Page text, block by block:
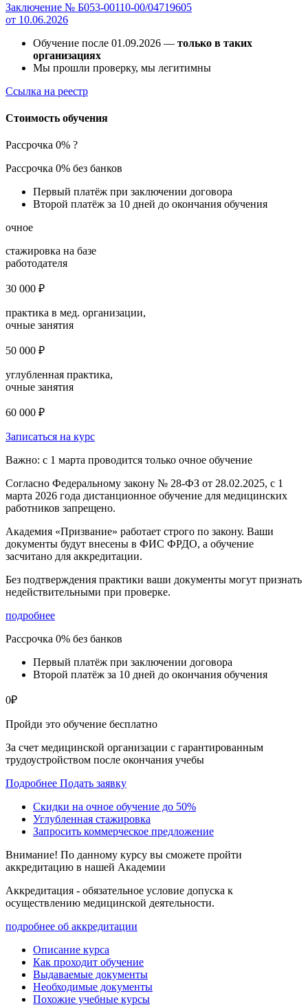
Заключение № Б053-00110-00/04719605
от 10.06.2026
Обучение после 01.09.2026 — только в таких
организациях
Мы прошли проверку, мы легитимны
Ссылка на реестр
Стоимость обучения
Рассрочка 0% ?
Рассрочка 0% без банков
Первый платёж при заключении договора
Второй платёж за 10 дней до окончания обучения
очное
стажировка на базе
работодателя
30 000 ₽
практика в мед. организации,
очные занятия
50 000 ₽
углубленная практика,
очные занятия
60 000 ₽
Записаться на курс
Важно: с 1 марта проводится только очное обучение
Согласно Федеральному закону № 28-ФЗ от 28.02.2025, с 1
марта 2026 года дистанционное обучение для медицинских
работников запрещено.
Академия «Призвание» работает строго по закону. Ваши
документы будут внесены в ФИС ФРДО, а обучение
засчитано для аккредитации.
Без подтверждения практики ваши документы могут признать
недействительными при проверке.
подробнее
Рассрочка 0% без банков
Первый платёж при заключении договора
Второй платёж за 10 дней до окончания обучения
0₽
Пройди это обучение бесплатно
За счет медицинской организации с гарантированным
трудоустройством после окончания учебы
Подробнее Подать заявку
Скидки на очное обучение до 50%
Углубленная стажировка
Запросить коммерческое предложение
Внимание! По данному курсу вы сможете пройти
аккредитацию в нашей Академии
Аккредитация - обязательное условие допуска к
осуществлению медицинской деятельности.
подробнее об аккредитации
Описание курса
Как проходит обучение
Выдаваемые документы
Необходимые документы
Похожие учебные курсы